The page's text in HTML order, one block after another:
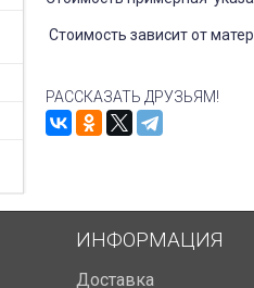
Стоимость зависит от
РАССКАЗАТЬ ДРУЗЬЯМ!
ИНФОРМАЦИЯ
Доставка